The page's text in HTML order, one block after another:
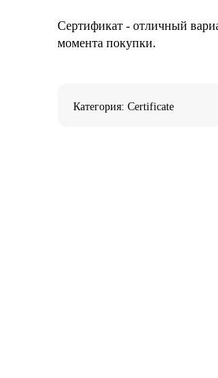
Сертификат - отличный
момента покупки.
Категория: Certificate